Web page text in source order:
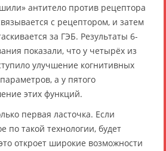
антитело против рецептора
с рецептором, и затем
за ГЭБ. Результаты 6-
показали, что у четырёх из
улучшение когнитивных
а у пятого
этих функций.
первая ласточка. Если
по такой технологии, будет
откроет широкие возможности